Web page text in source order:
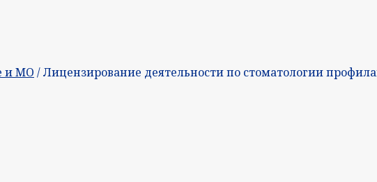
и МО / Лицензирование деятельности по стоматологии